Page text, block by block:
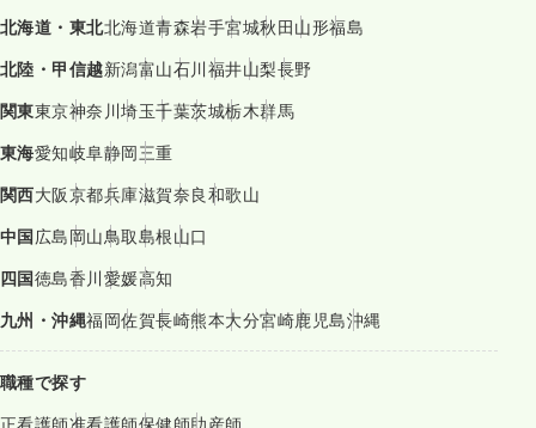
北海道・東北北海道青森岩手宮城秋田山形福島
北陸・甲信越新潟富山石川福井山梨長野
関東東京神奈川埼玉千葉茨城栃木群馬
東海愛知岐阜静岡三重
関西大阪京都兵庫滋賀奈良和歌山
中国広島岡山鳥取島根山口
四国徳島香川愛媛高知
九州・沖縄福岡佐賀長崎熊本大分宮崎鹿児島沖縄
職種で探す